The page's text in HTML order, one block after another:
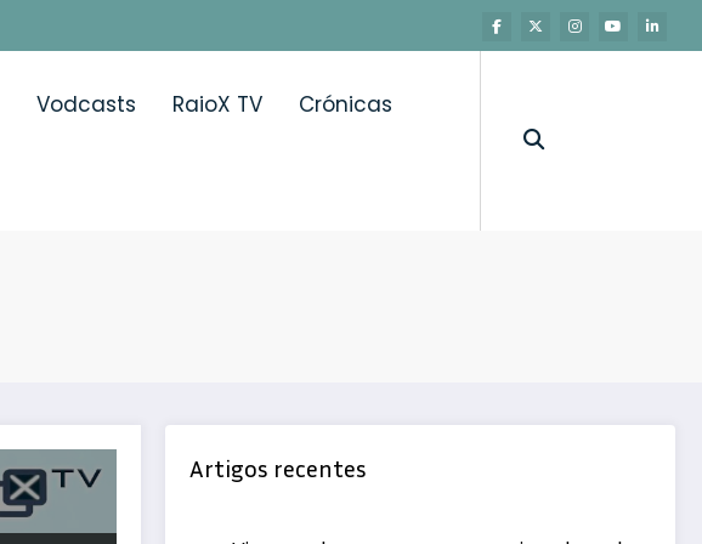
Vodcasts RaioX TV Crónicas
Artigos recentes